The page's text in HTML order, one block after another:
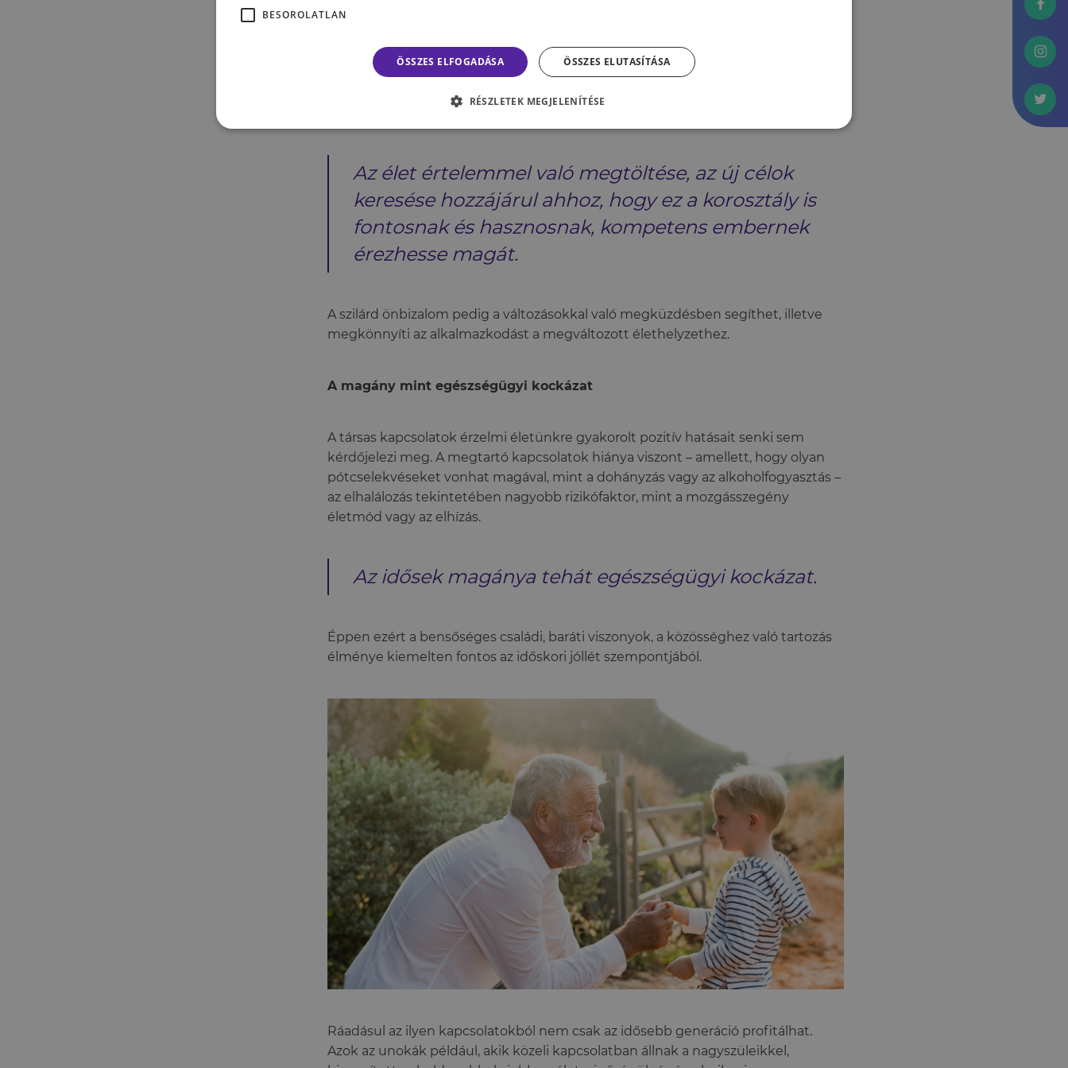
Az aktivitás mellett a kíváncsiság, az újdonságok keresése, azaz a nyitottság is
és fejlődésre való vágy, a játékosság, valamint a humor mind-mind segít az
öregedéssel való megküzdésben és „értelmet adhat az életnek". Ez a pár szó
különösen fontos az időskor hajnalán, hiszen a frissen nyugdíjba vonulók a
Az élet értelemmel való megtöltése, az új célok
keresése hozzájárul ahhoz, hogy ez a korosztály is
fontosnak és hasznosnak, kompetens embernek
érezhesse magát.
A szilárd önbizalom pedig a változásokkal való megküzdésben segíthet, illetve
megkönnyíti az alkalmazkodást a megváltozott élethelyzethez.
A magány mint egészségügyi kockázat
A társas kapcsolatok érzelmi életünkre gyakorolt pozitív hatásait senki sem
kérdőjelezi meg. A megtartó kapcsolatok hiánya viszont – amellett, hogy olyan
pótcselekvéseket vonhat magával, mint a dohányzás vagy az alkoholfogyasztás –
az elhalálozás tekintetében nagyobb rizikófaktor, mint a mozgásszegény
életmód vagy az elhízás.
Az idősek magánya tehát egészségügyi kockázat.
Éppen ezért a bensőséges családi, baráti viszonyok, a közösséghez való tartozás
élménye kiemelten fontos az időskori jóllét szempontjából.
Ráadásul az ilyen kapcsolatokból nem csak az idősebb generáció profitálhat.
Azok az unokák például, akik közeli kapcsolatban állnak a nagyszüleikkel,
BESOROLATLAN
ÖSSZES ELFOGADÁSA ÖSSZES ELUTASÍTÁSA
RÉSZLETEK MEGJELENÍTÉSE